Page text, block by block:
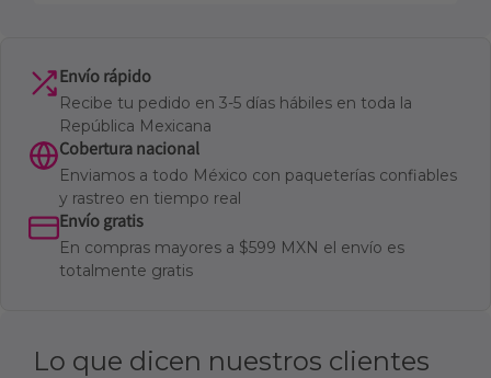
Envío rápido
Recibe tu pedido en 3-5 días hábiles en toda la
República Mexicana
Cobertura nacional
Enviamos a todo México con paqueterías confiables
y rastreo en tiempo real
Envío gratis
En compras mayores a $599 MXN el envío es
totalmente gratis
Lo que dicen nuestros clientes